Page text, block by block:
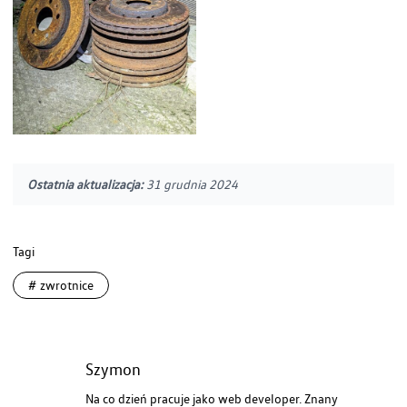
Ostatnia aktualizacja: 31 grudnia 2024
Tagi
# zwrotnice
Szymon
Na co dzień pracuje jako web developer. Znany